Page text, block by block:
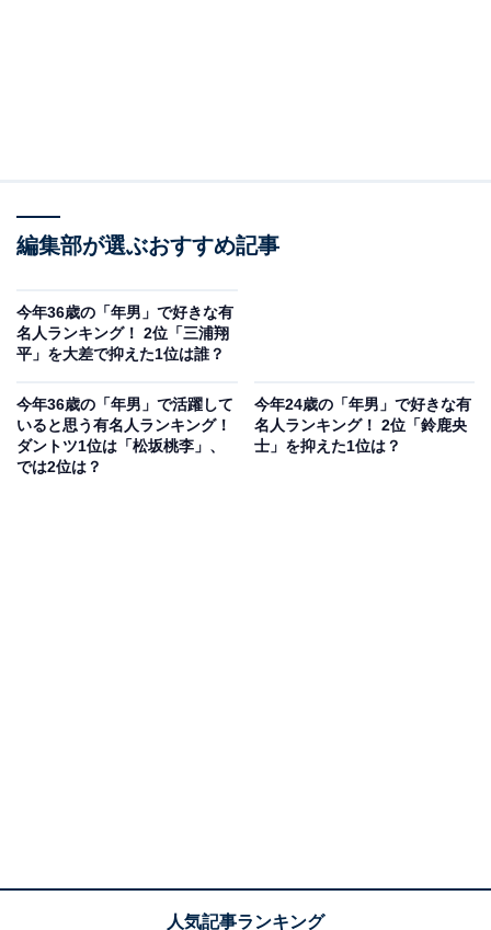
た。
ります』（フジテレビ系）が1月から放送されているオ
ダギリさん。音楽シーンでも活躍しており、2018年公開
曲した音楽が使用されました。
アンケートの回答者からは、「渋くてスタイリッシュで
編集部が選ぶおすすめ記事
今年36歳の「年男」で好きな有
名人ランキング！ 2位「三浦翔
平」を大差で抑えた1位は誰？
今年36歳の「年男」で活躍して
いると思う有名人ランキング！
ダントツ1位は「松坂桃李」、
では2位は？
今年24歳の「年男」で好きな有
名人ランキング！ 2位「鈴鹿央
士」を抑えた1位は？